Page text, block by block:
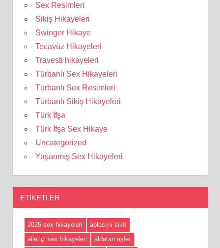
Sex Resimleri
Sikiş Hikayeleri
Swinger Hikaye
Tecavüz Hikayeleri
Travesti hikayeleri
Türbanlı Sex Hikayeleri
Türbanlı Sex Resimleri
Türbanlı Sikiş Hikayeleri
Türk İfşa
Türk İfşa Sex Hikaye
Uncategorized
Yaşanmış Sex Hikayeleri
ETIKETLER
2025 sex hikayeleri
ablasını sikti
aile içi sex hikayeleri
aldatan eşler